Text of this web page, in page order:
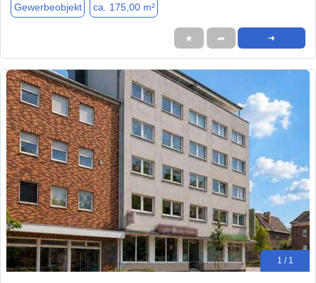
Gewerbeobjekt ca. 175,00 m²
★ ➦ ➜
1 / 1